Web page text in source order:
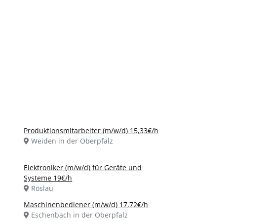
Produktionsmitarbeiter (m/w/d) 15,33€/h
Weiden in der Oberpfalz
Elektroniker (m/w/d) für Geräte und
Systeme 19€/h
Röslau
Maschinenbediener (m/w/d) 17,72€/h
Eschenbach in der Oberpfalz